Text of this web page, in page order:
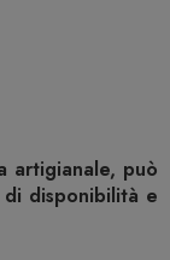
artigianale, può
disponibilità e